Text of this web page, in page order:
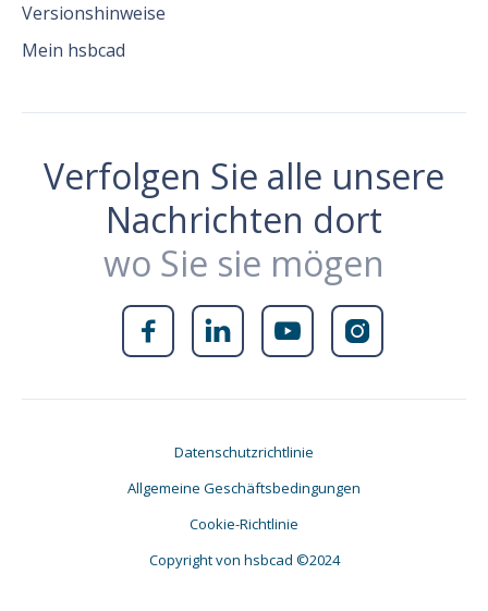
Versionshinweise
Mein hsbcad
Verfolgen Sie alle unsere
Nachrichten dort
wo Sie sie mögen
   
Datenschutzrichtlinie
Allgemeine Geschäftsbedingungen
Cookie-Richtlinie
Copyright von hsbcad ©2024